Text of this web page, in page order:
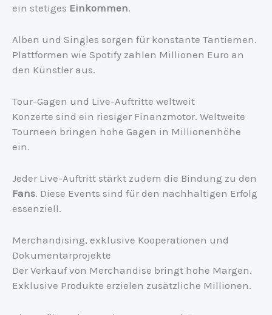
ein stetiges Einkommen.
Alben und Singles sorgen für konstante Tantiemen.
Plattformen wie Spotify zahlen Millionen Euro an
den Künstler aus.
Tour-Gagen und Live-Auftritte weltweit
Konzerte sind ein riesiger Finanzmotor. Weltweite
Tourneen bringen hohe Gagen in Millionenhöhe
ein.
Jeder Live-Auftritt stärkt zudem die Bindung zu den
Fans. Diese Events sind für den nachhaltigen Erfolg
essenziell.
Merchandising, exklusive Kooperationen und
Dokumentarprojekte
Der Verkauf von Merchandise bringt hohe Margen.
Exklusive Produkte erzielen zusätzliche Millionen.